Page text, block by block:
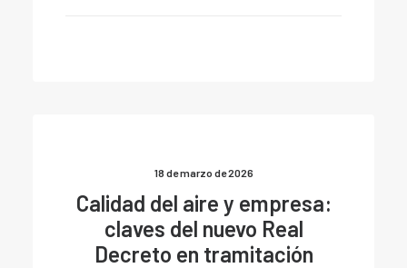
18 de marzo de 2026
Calidad del aire y empresa:
claves del nuevo Real
Decreto en tramitación